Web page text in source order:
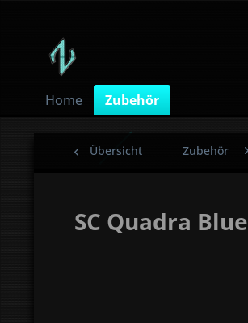
Home Zubehör
Übersicht Zubehör
SC Quadra Blue